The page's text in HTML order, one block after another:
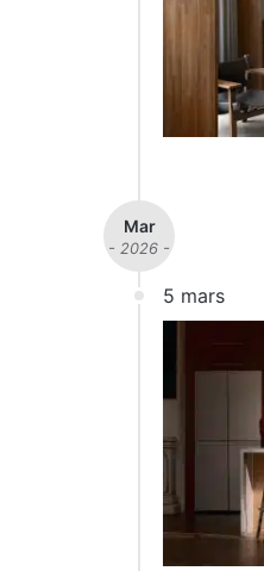
Mar
- 2026 -
5 mars